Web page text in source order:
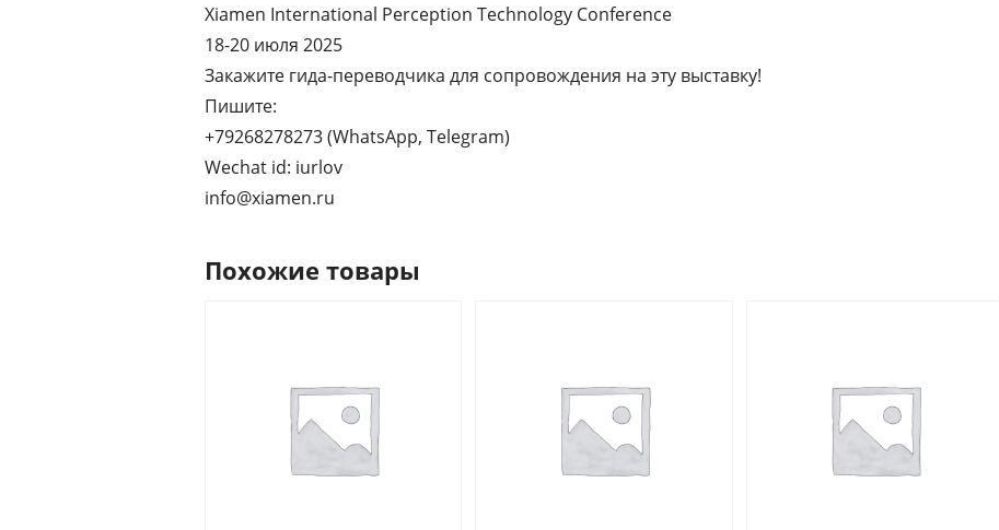
Xiamen International Perception Technology Conference
18-20 июля 2025
Закажите гида-переводчика для сопровождения на эту выставку!
Пишите:
+79268278273 (WhatsApp, Telegram)
Wechat id: iurlov
info@xiamen.ru
Похожие товары